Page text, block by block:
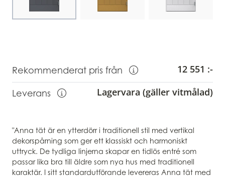
Rekommenderat pris från
Visa information om
12 551 :-
Leverans
Lagervara (gäller vitmålad)
"Anna tät är en ytterdörr i traditionell stil med vertikal
dekorspårning som ger ett klassiskt och harmoniskt
uttryck. De tydliga linjerna skapar en tidlös entré som
passar lika bra till äldre som nya hus med traditionell
karaktär. I sitt standardutförande levereras Anna tät med